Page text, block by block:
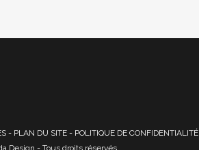
- PLAN DU SITE- POLITIQUE DE CONFIDENTIALITÉ
Design - Tous droits réservés